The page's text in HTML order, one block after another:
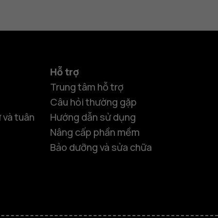
tuân
Hỗ trợ
Trung tâm hỗ trợ
Câu hỏi thường gặp
Hướng dẫn sử dụng
Nâng cấp phần mềm
Bảo dưỡng và sửa chữa